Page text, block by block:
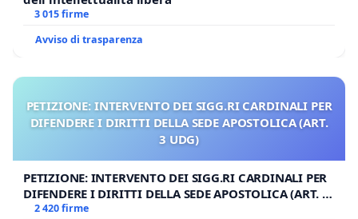
3 015 firme
Avviso di trasparenza
PETIZIONE: INTERVENTO DEI SIGG.RI CARDINALI PER
DIFENDERE I DIRITTI DELLA SEDE APOSTOLICA (ART.
3 UDG)
PETIZIONE: INTERVENTO DEI SIGG.RI CARDINALI PER
DIFENDERE I DIRITTI DELLA SEDE APOSTOLICA (ART. 3
UDG)
2 420 firme